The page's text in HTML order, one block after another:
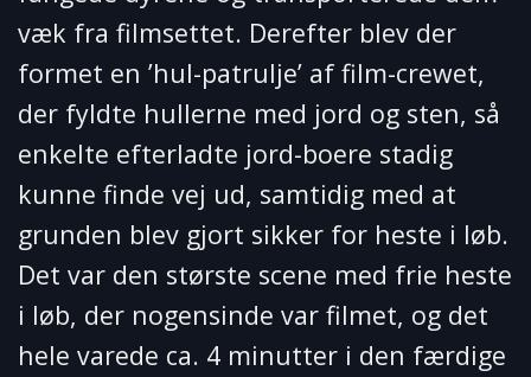
væk fra filmsettet. Derefter blev der
formet en ’hul-patrulje’ af film-crewet,
der fyldte hullerne med jord og sten, så
enkelte efterladte jord-boere stadig
kunne finde vej ud, samtidig med at
grunden blev gjort sikker for heste i løb.
Det var den største scene med frie heste
i løb, der nogensinde var filmet, og det
hele varede ca. 4 minutter i den færdige